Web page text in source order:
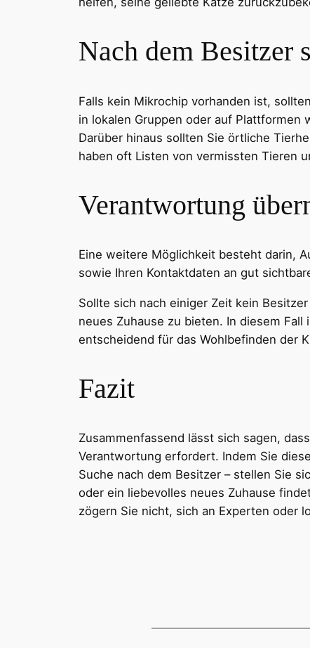
Nach dem Besitzer
Falls kein Mikrochip vorhanden ist,
in lokalen Gruppen oder auf Plattformen
Darüber hinaus sollten Sie örtliche
haben oft Listen von vermissten Tieren
Verantwortung
Eine weitere Möglichkeit besteht darin,
sowie Ihren Kontaktdaten an gut
Sollte sich nach einiger Zeit kein
neues Zuhause zu bieten. In diesem
entscheidend für das Wohlbefinden der
Fazit
Zusammenfassend lässt sich sagen,
Verantwortung erfordert. Indem Sie
Suche nach dem Besitzer – stellen Sie
oder ein liebevolles neues Zuhause
zögern Sie nicht, sich an Experten oder